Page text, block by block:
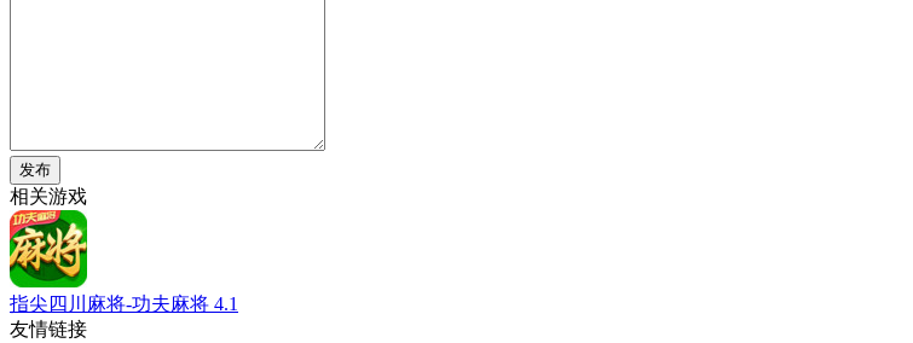
发布
相关游戏
指尖四川麻将-功夫麻将 4.1
友情链接